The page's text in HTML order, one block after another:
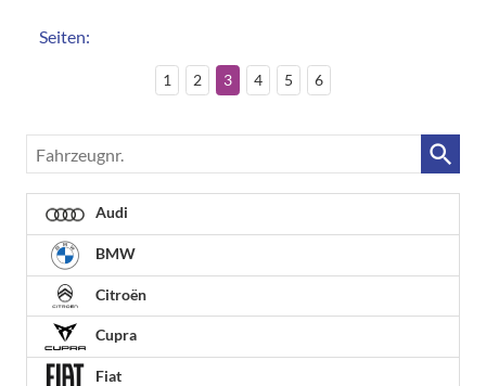
Seiten:
1 2 3 4 5 6
Fahrzeugnr.
Audi
BMW
Citroën
Cupra
Fiat